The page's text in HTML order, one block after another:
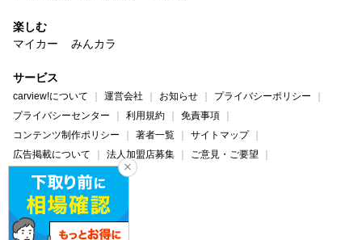
楽しむ
マイカー
みんカラ
サービス
carview!について 運営会社 お知らせ
プライバシーポリシー
プライバシーセンター
利用規約
免責事項
コンテンツ制作ポリシー
著者一覧
サイトマップ
広告掲載について
法人加盟店募集
ご意見・ご要望
ヘルプ・お問い合わせ
carview! Yahoo! JAPAN